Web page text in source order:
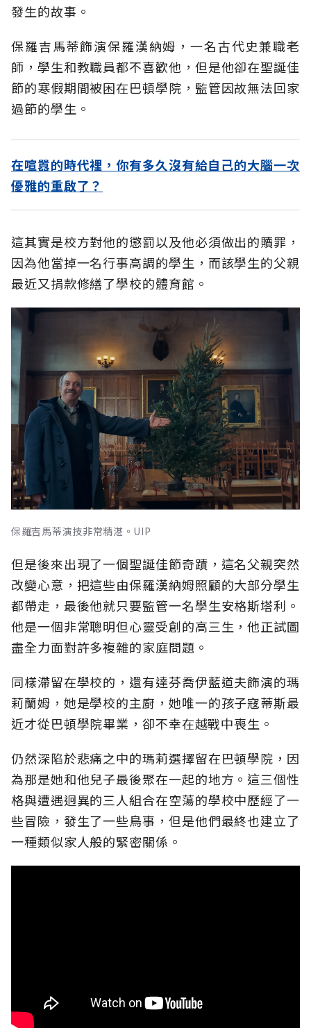
發生的故事。
保羅吉馬蒂飾演保羅漢納姆，一名古代史兼職老
師，學生和教職員都不喜歡他，但是他卻在聖誕佳
節的寒假期間被困在巴頓學院，監管因故無法回家
過節的學生。
在喧囂的時代裡，你有多久沒有給自己的大腦一次
優雅的重啟了？
這其實是校方對他的懲罰以及他必須做出的贖罪，
因為他當掉一名行事高調的學生，而該學生的父親
最近又捐款修繕了學校的體育館。
保羅吉馬蒂演技非常精湛。UIP
但是後來出現了一個聖誕佳節奇蹟，這名父親突然
改變心意，把這些由保羅漢納姆照顧的大部分學生
都帶走，最後他就只要監管一名學生安格斯塔利。
他是一個非常聰明但心靈受創的高三生，他正試圖
盡全力面對許多複雜的家庭問題。
同樣滯留在學校的，還有達芬喬伊藍道夫飾演的瑪
莉蘭姆，她是學校的主廚，她唯一的孩子寇蒂斯最
近才從巴頓學院畢業，卻不幸在越戰中喪生。
仍然深陷於悲痛之中的瑪莉選擇留在巴頓學院，因
為那是她和他兒子最後聚在一起的地方。這三個性
格與遭遇迥異的三人組合在空蕩的學校中歷經了一
些冒險，發生了一些鳥事，但是他們最終也建立了
一種類似家人般的緊密關係。